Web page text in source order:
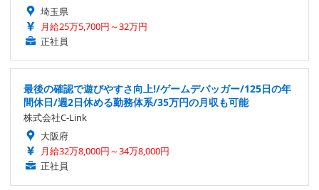
埼玉県
月給25万5,700円～32万円
正社員
最後の確認で遊びやすさ向上!/ゲームデバッガー/125日の年
間休日/週2日休める勤務体系/35万円の月収も可能
株式会社C-Link
大阪府
月給32万8,000円～34万8,000円
正社員